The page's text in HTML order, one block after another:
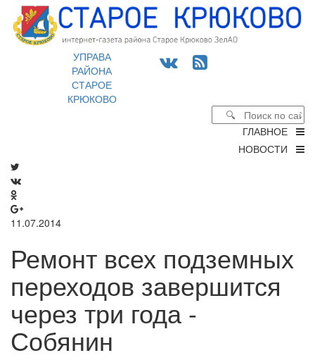
УПРАВА
РАЙОНА
СТАРОЕ
КРЮКОВО
ГЛАВНОЕ
НОВОСТИ
11.07.2014
Ремонт всех подземных
переходов завершится
через три года -
Собянин